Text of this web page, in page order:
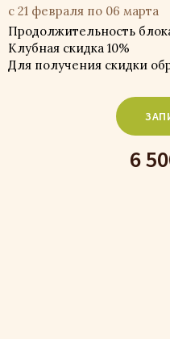
с 21 февраля по 06 марта
6
Продолжительность
Клубная скидка 10%
Для получения скидки